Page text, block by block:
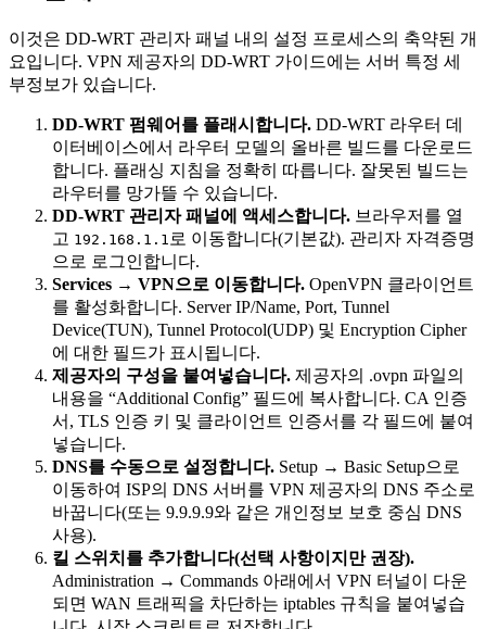
이것은 DD-WRT 관리자 패널 내의 설정 프로세스의 축약된 개
요입니다. VPN 제공자의 DD-WRT 가이드에는 서버 특정 세
부정보가 있습니다.
DD-WRT 펌웨어를 플래시합니다. DD-WRT 라우터 데
이터베이스에서 라우터 모델의 올바른 빌드를 다운로드
합니다. 플래싱 지침을 정확히 따릅니다. 잘못된 빌드는
라우터를 망가뜰 수 있습니다.
DD-WRT 관리자 패널에 액세스합니다. 브라우저를 열
고 192.168.1.1 로 이동합니다(기본값). 관리자 자격증명
으로 로그인합니다.
Services → VPN으로 이동합니다. OpenVPN 클라이언트
를 활성화합니다. Server IP/Name, Port, Tunnel
Device(TUN), Tunnel Protocol(UDP) 및 Encryption Cipher
에 대한 필드가 표시됩니다.
제공자의 구성을 붙여넣습니다. 제공자의 .ovpn 파일의
내용을 “Additional Config” 필드에 복사합니다. CA 인증
서, TLS 인증 키 및 클라이언트 인증서를 각 필드에 붙여
넣습니다.
DNS를 수동으로 설정합니다. Setup → Basic Setup으로
이동하여 ISP의 DNS 서버를 VPN 제공자의 DNS 주소로
바꿉니다(또는 9.9.9.9와 같은 개인정보 보호 중심 DNS
사용).
킬 스위치를 추가합니다(선택 사항이지만 권장).
Administration → Commands 아래에서 VPN 터널이 다운
되면 WAN 트래픽을 차단하는 iptables 규칙을 붙여넣습